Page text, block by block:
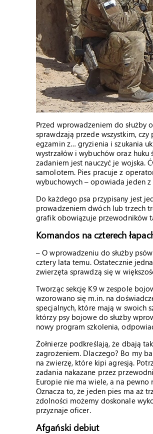
Przed wprowadzeniem do służby
sprawdzają przede wszystkim, czy
egzamin z… gryzienia i szukania
wystrzałów i wybuchów oraz
zadaniem jest nauczyć je wojska.
samolotem. Pies pracuje z
wybuchowych – opowiada jeden
Do każdego psa przypisany jest
prowadzeniem dwóch lub trzech
grafik obowiązuje przewodników
Komandos na czterech
– O wprowadzeniu do służby
cztery lata temu. Ostatecznie
zwierzęta sprawdzą się w
Tworząc sekcję K9 w zespole
wzorowano się m.in. na
specjalnych, które mają w swoich
którzy psy bojowe do służby
nowy program szkolenia,
Żołnierze podkreślają, że dbają
zagrożeniem. Dlaczego? Bo my
na zwierzę, które kipi agresją.
zadania nakazane przez
Europie nie ma wiele, a na
Oznacza to, że jeden pies ma aż
zdolności możemy doskonale
przyznaje oficer.
Afgański debiut